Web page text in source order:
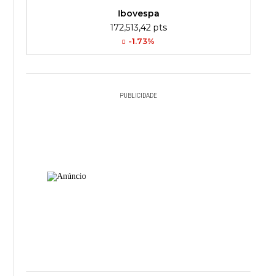
Ibovespa
172,513,42 pts
-1.73%
PUBLICIDADE